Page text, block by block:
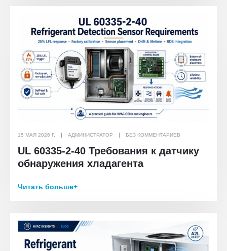
15 МАЯ 2026 Г. АДМИНИСТРАТОР БЕЗ КОММЕНТАРИЕВ
UL 60335-2-40 Требования к датчику
обнаружения хладагента
Читать больше+